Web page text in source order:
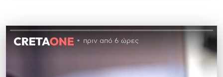
πριν από 6 ώρες